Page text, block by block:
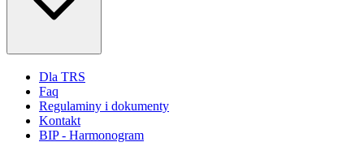
Dla TRS
Faq
Regulaminy i dokumenty
Kontakt
BIP - Harmonogram